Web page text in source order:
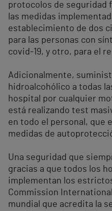
protocolos de seguridad
las medidas
establecimiento de dos
para las personas con
covid-19, y otro, para el
Adicionalmente,
hidroalcohólico a todas
hospital por cualquier
está realizando test
en todo el personal, que
medidas de
Una seguridad que
gracias a que todos los
implementan los
Commission
mundial que acredita la